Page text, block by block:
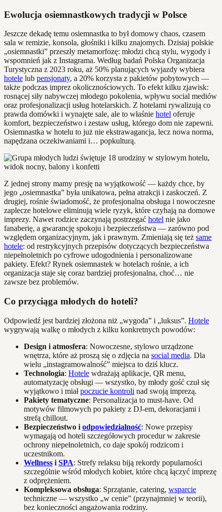
Ewolucja osiemnastkowych tradycji w Polsce
Jeszcze dekadę temu osiemnastka to był domowy chaos, czasem
sala w remizie, konsola, głośniki i kilku znajomych. Dzisiaj polskie
„osiemnastki” przeszły metamorfozę: młodzi chcą stylu, wygody i
wspomnień jak z Instagrama. Według badań Polska Organizacja
Turystyczna z 2023 roku, aż 50% planujących wyjazdy wybiera
hotele lub pensjonaty, a 20% korzysta z pakietów pobytowych —
także podczas imprez okolicznościowych. To efekt kilku zjawisk:
rosnącej siły nabywczej młodego pokolenia, wpływu social mediów
oraz profesjonalizacji usług hotelarskich. Z hotelami rywalizują co
prawda domówki i wynajęte sale, ale to właśnie hotel oferuje
komfort, bezpieczeństwo i zestaw usług, którego dom nie zapewni.
Osiemnastka w hotelu to już nie ekstrawagancja, lecz nowa norma,
napędzana oczekiwaniami i… popkulturą.
Z jednej strony mamy presję na wyjątkowość — każdy chce, by
jego „osiemnastka” była unikatowa, pełna atrakcji i zaskoczeń. Z
drugiej, rośnie świadomość, że profesjonalna obsługa i nowoczesne
zaplecze hotelowe eliminują wiele ryzyk, które czyhają na domowe
imprezy. Nawet rodzice zaczynają postrzegać hotel nie jako
fanaberię, a gwarancję spokoju i bezpieczeństwa — zarówno pod
względem organizacyjnym, jak i prawnym. Zmieniają się też same
hotele: od restrykcyjnych przepisów dotyczących bezpieczeństwa
niepełnoletnich po cyfrowe udogodnienia i personalizowane
pakiety. Efekt? Rynek osiemnastek w hotelach rośnie, a ich
organizacja staje się coraz bardziej profesjonalna, choć… nie
zawsze bez problemów.
Co przyciąga młodych do hoteli?
Odpowiedź jest bardziej złożona niż „wygoda” i „luksus”. Hotele
wygrywają walkę o młodych z kilku konkretnych powodów:
Design i atmosfera: Nowoczesne, stylowo urządzone
wnętrza, które aż proszą się o zdjęcia na social media. Dla
wielu „instagramowalność” miejsca to dziś klucz.
Technologia: Hotele wdrażają aplikacje, QR menu,
automatyzację obsługi — wszystko, by młody gość czuł się
wyjątkowo i miałpoczucie kontroli nad swoją imprezą.
Pakiety tematyczne: Personalizacja to must-have. Od
motywów filmowych po pakiety z DJ-em, dekoracjami i
strefą chillout.
Bezpieczeństwo i odpowiedzialność: Nowe przepisy
wymagają od hoteli szczegółowych procedur w zakresie
ochrony niepełnoletnich, co daje spokój rodzicom i
uczestnikom.
Wellness i SPA: Strefy relaksu biją rekordy popularności
szczególnie wśród młodych kobiet, które chcą łączyć imprezę
z odprężeniem.
Kompleksowa obsługa: Sprzątanie, catering, wsparcie
techniczne — wszystko „w cenie” (przynajmniej w teorii),
bez konieczności angażowania rodziny.